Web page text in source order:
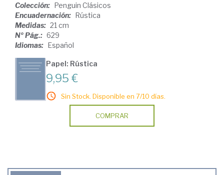
Colección: Penguin Clásicos
Encuadernación: Rústica
Medidas: 21 cm
Nº Pág.: 629
Idiomas: Español
Papel: Rústica
9,95 €
Sin Stock. Disponible en 7/10 días.
COMPRAR